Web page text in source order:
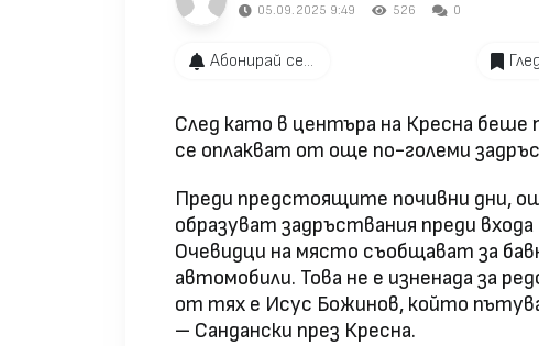
05.09.2025 9:49 526 0
Абонирай се...
След като в центъра на Кресна
се оплакват от още по-големи
Преди предстоящите почивни дни,
образуват задръствания преди входа
Очевидци на място съобщават за
автомобили. Това не е изненада за
от тях е Исус Божинов, който
– Сандански през Кресна.